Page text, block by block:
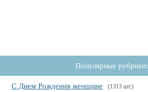
Популярные рубрики:
С Днем Рождения женщине (1313 шт.)